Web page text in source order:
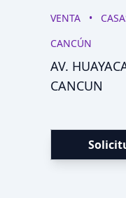
VENTA •
CANCÚN
AV.
CANCUN